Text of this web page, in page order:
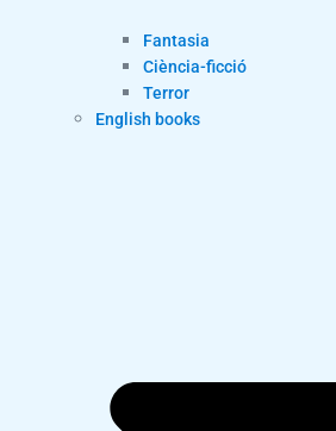
Fantasia
Ciència-ficció
Terror
English books